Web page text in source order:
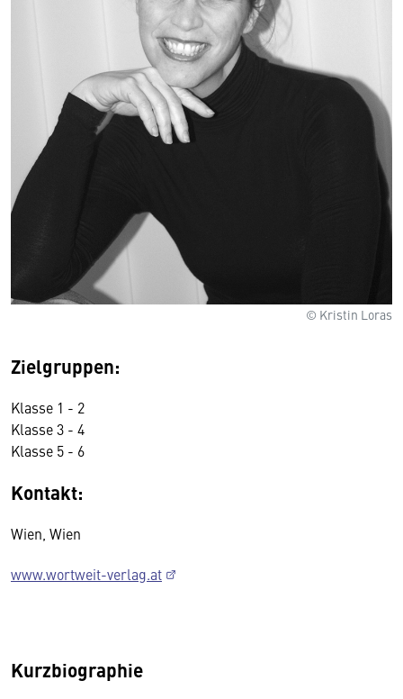
© Kristin Loras
Zielgruppen:
Klasse 1 - 2
Klasse 3 - 4
Klasse 5 - 6
Kontakt:
Wien, Wien
www.wortweit-verlag.at
Kurzbiographie